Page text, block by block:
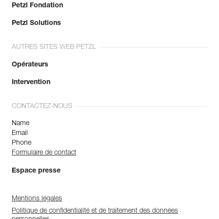
Petzl Fondation
Petzl Solutions
AUTRES SITES WEB PETZL
Opérateurs
Intervention
CONTACTEZ-NOUS
Name
Email
Phone
Formulaire de contact
Espace presse
Mentions légales
Politique de confidentialité et de traitement des données